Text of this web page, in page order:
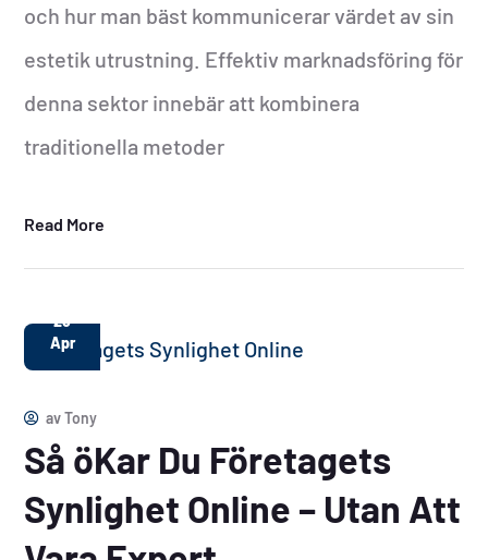
och hur man bäst kommunicerar värdet av sin
estetik utrustning. Effektiv marknadsföring för
denna sektor innebär att kombinera
traditionella metoder
Read More
25
Apr
avTony
Så öKar Du Företagets
Synlighet Online – Utan Att